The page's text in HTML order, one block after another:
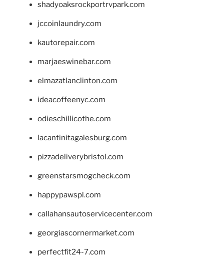
shadyoaksrockportrvpark.com
jccoinlaundry.com
kautorepair.com
marjaeswinebar.com
elmazatlanclinton.com
ideacoffeenyc.com
odieschillicothe.com
lacantinitagalesburg.com
pizzadeliverybristol.com
greenstarsmogcheck.com
happypawspl.com
callahansautoservicecenter.com
georgiascornermarket.com
perfectfit24-7.com